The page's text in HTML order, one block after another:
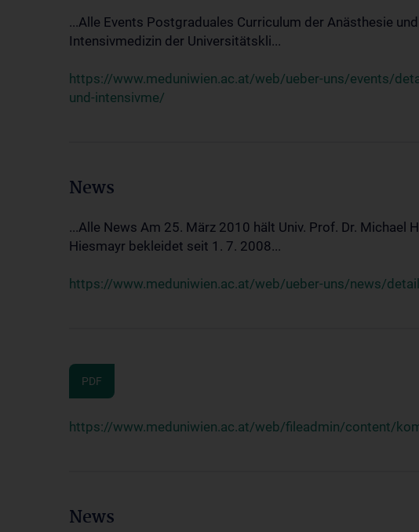
...Alle Events Postgraduales Curriculum der Anästhesie
Intensivmedizin der Universitätskli...
https://www.meduniwien.ac.at/web/ueber-uns/events/
und-intensivme/
News
...Alle News Am 25. März 2010 hält Univ. Prof. Dr. Michael
Hiesmayr bekleidet seit 1. 7. 2008...
https://www.meduniwien.ac.at/web/ueber-uns/news/
PDF
https://www.meduniwien.ac.at/web/fileadmin/content/
News